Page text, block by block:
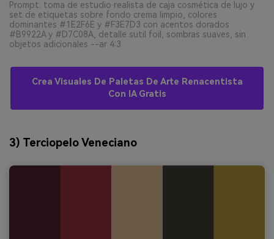
Prompt: toma de estudio realista de caja cosmética de lujo y
set de etiquetas sobre fondo crema limpio, colores
dominantes #1E2F6E y #F3E7D3 con acentos dorados
#B9922A y #D7C08A, detalle sutil foil, sombras suaves, sin
objetos adicionales --ar 4:3
Crea Visuales De Paletas De Arte Renacentista
Con IA Gratis
3) Terciopelo Veneciano